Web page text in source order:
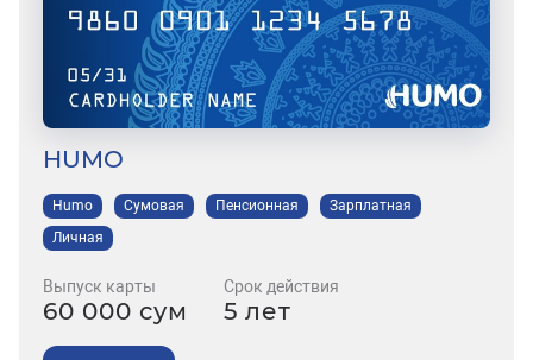
HUMO
Humo Сумовая Пенсионная
Зарплатная
Личная
Выпуск карты
60 000 сум
Срок действия
5 лет